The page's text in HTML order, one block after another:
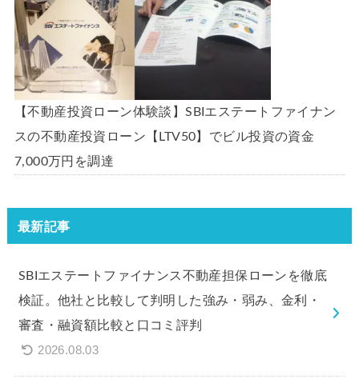
【不動産投資ローン体験談】SBIエステートファイナン
スの不動産投資ローン【LTV50】でビル投資の資金
7,000万円を調達
最新記事
SBIエステートファイナンス不動産担保ローンを徹底
検証。他社と比較して判明した強み・弱み、金利・
審査・融資額比較と口コミ評判
2026.08.03